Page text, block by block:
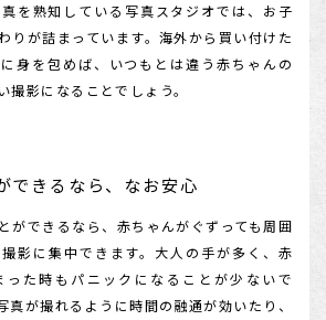
を熟知している写真スタジオでは、お子
りが詰まっています。海外から買い付けた
身を包めば、いつもとは違う赤ちゃんの
撮影になることでしょう。
できるなら、なお安心
ができるなら、赤ちゃんがぐずっても周囲
影に集中できます。大人の手が多く、赤
った時もパニックになることが少ないで
真が撮れるように時間の融通が効いたり、